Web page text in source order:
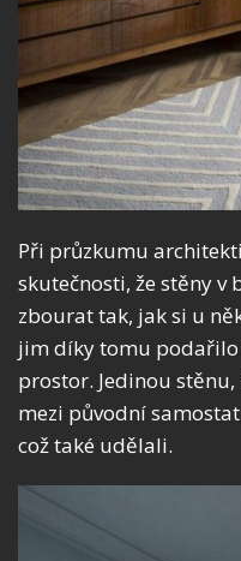
Při průzkumu
skutečnosti, že stěny v
zbourat tak, jak si u
jim díky tomu
prostor. Jedinou
mezi původní
což také udělali.